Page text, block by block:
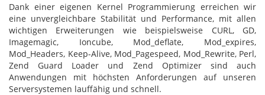
Dank einer eigenen Kernel Programmierung erreichen wir
eine unvergleichbare Stabilität und Performance, mit allen
wichtigen Erweiterungen wie beispielsweise CURL, GD,
Imagemagic, Ioncube, Mod_deflate, Mod_expires,
Mod_Headers, Keep-Alive, Mod_Pagespeed, Mod_Rewrite, Perl,
Zend Guard Loader und Zend Optimizer sind auch
Anwendungen mit höchsten Anforderungen auf unseren
Serversystemen lauffähig und schnell.